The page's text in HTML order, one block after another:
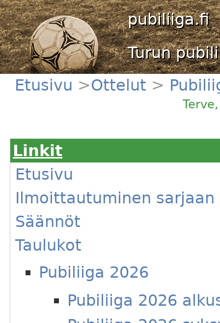
pubiliiga.fi
Turun
Etusivu >Ottelut >
Linkit
Etusivu
Ilmoittautuminen sarjaan
Säännöt
Taulukot
Pubiliiga 2026
Pubiliiga 2026